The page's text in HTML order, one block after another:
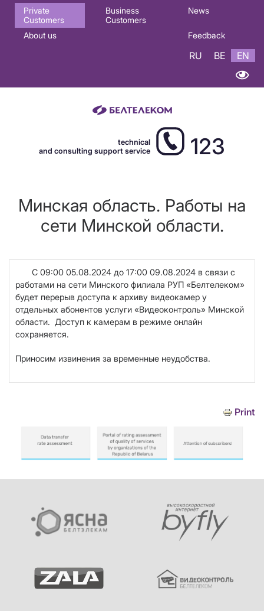
Основная
навигация
Private
Customers
Business
Customers
News
About us Feedback
RU BE EN
technical
and consulting support service
123
Минская область. Работы на
сети Минской области.
С 09:00 05.08.2024 до 17:00 09.08.2024 в связи с
работами на сети Минского филиала РУП «Белтелеком»
будет перерыв доступа к архиву видеокамер у
отдельных абонентов услуги «Видеоконтроль» Минской
области. Доступ к камерам в режиме онлайн
сохраняется.
Приносим извинения за временные неудобства.
Print